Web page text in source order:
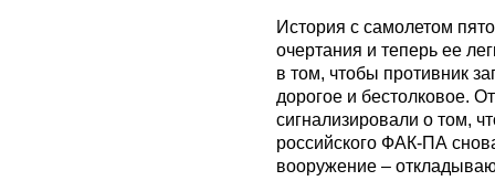
История с самолетом
очертания и теперь ее
в том, чтобы противник
дорогое и бестолковое.
сигнализировали о том,
российского ФАК-ПА
вооружение –